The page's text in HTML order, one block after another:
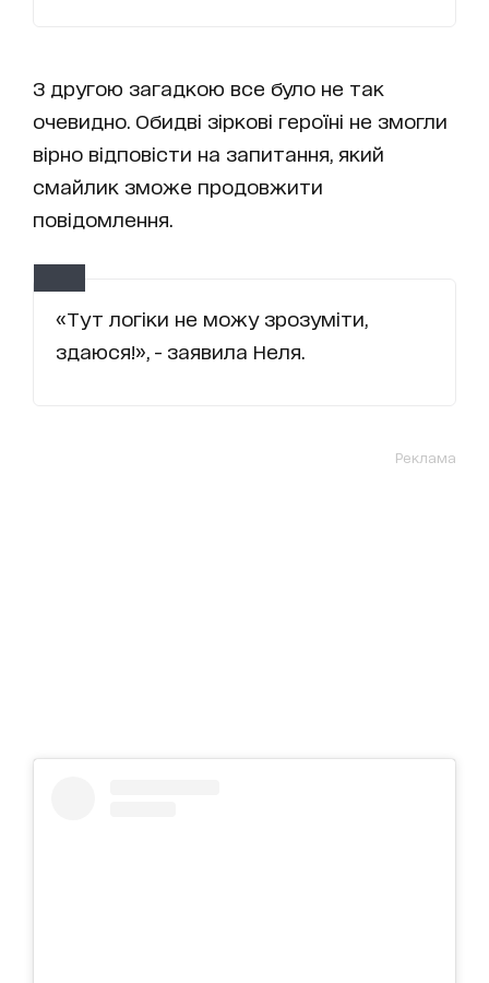
З другою загадкою все було не так
очевидно. Обидві зіркові героїні не змогли
вірно відповісти на запитання, який
смайлик зможе продовжити
повідомлення.
«Тут логіки не можу зрозуміти,
здаюся!», - заявила Неля.
Реклама